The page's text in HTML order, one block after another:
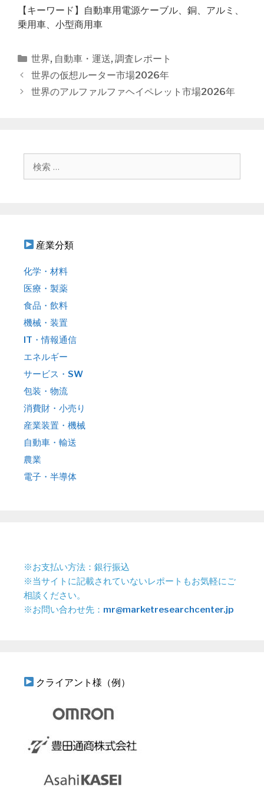
【キーワード】自動車用電源ケーブル、銅、アルミ、
乗用車、小型商用車
カ
テ
ゴ
世界, 自動車・運送, 調査レポート
投
稿
世界の仮想ルーター市場2026年
世界のアルファルファヘイペレット市場2026年
産業分類
化学・材料
医療・製薬
食品・飲料
機械・装置
IT・情報通信
エネルギー
サービス・SW
包装・物流
消費財・小売り
産業装置・機械
自動車・輸送
農業
電子・半導体
※お支払い方法：銀行振込
※当サイトに記載されていないレポートもお気軽にご
相談ください。
※お問い合わせ先： mr@marketresearchcenter.jp
クライアント様（例）